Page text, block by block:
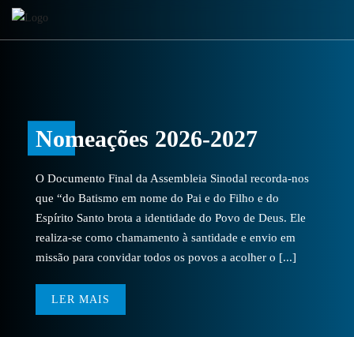
Nomeações 2026-2027
O Documento Final da Assembleia Sinodal recorda-nos
que “do Batismo em nome do Pai e do Filho e do
Espírito Santo brota a identidade do Povo de Deus. Ele
realiza-se como chamamento à santidade e envio em
missão para convidar todos os povos a acolher o [...]
LER MAIS